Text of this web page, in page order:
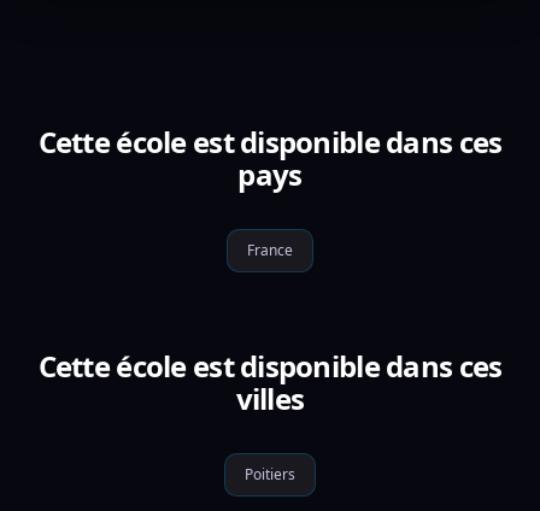
Cette école est disponible dans ces
pays
France
Cette école est disponible dans ces
villes
Poitiers